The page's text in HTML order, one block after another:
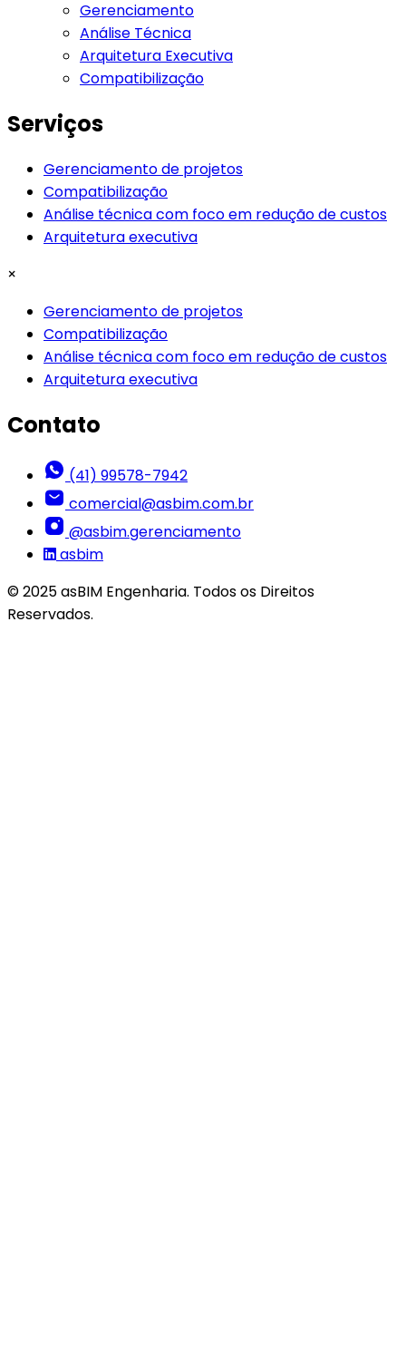
Gerenciamento
Análise Técnica
Arquitetura Executiva
Compatibilização
Serviços
Gerenciamento de projetos
Compatibilização
Análise técnica com foco em redução de custos
Arquitetura executiva
×
Gerenciamento de projetos
Compatibilização
Análise técnica com foco em redução de custos
Arquitetura executiva
Contato
(41) 99578-7942
comercial@asbim.com.br
@asbim.gerenciamento
asbim
© 2025 asBIM Engenharia. Todos os Direitos
Reservados.